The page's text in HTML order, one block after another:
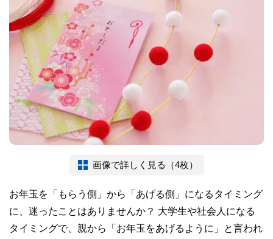
画像で詳しく見る（4枚）
お年玉を「もらう側」から「あげる側」になるタイミング
に、迷ったことはありませんか？ 大学生や社会人になる
タイミングで、親から「お年玉をあげるように」と言われ